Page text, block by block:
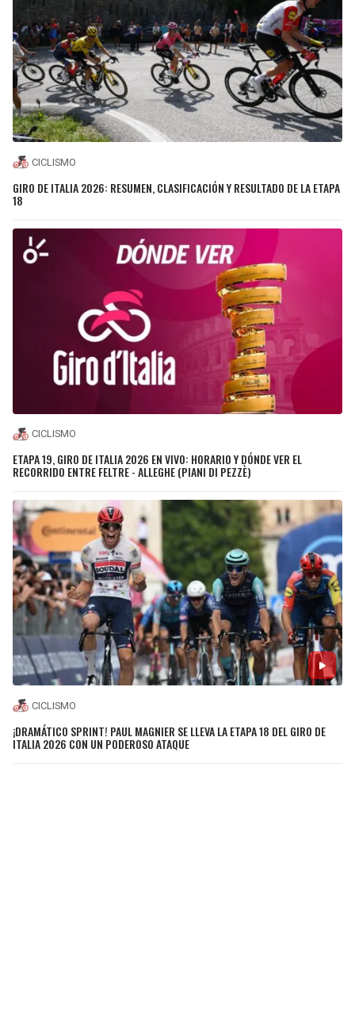
CICLISMO
GIRO DE ITALIA 2026: RESUMEN, CLASIFICACIÓN Y RESULTADO DE LA ETAPA
18
CICLISMO
ETAPA 19, GIRO DE ITALIA 2026 EN VIVO: HORARIO Y DÓNDE VER EL
RECORRIDO ENTRE FELTRE - ALLEGHE (PIANI DI PEZZÈ)
CICLISMO
¡DRAMÁTICO SPRINT! PAUL MAGNIER SE LLEVA LA ETAPA 18 DEL GIRO DE
ITALIA 2026 CON UN PODEROSO ATAQUE